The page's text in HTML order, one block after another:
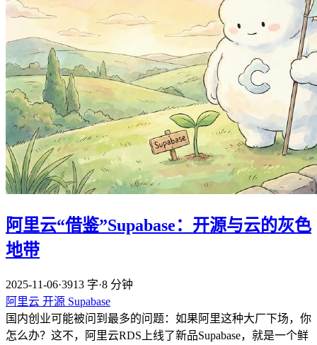
阿里云“借鉴”Supabase：开源与云的灰色
地带
2025-11-06·3913 字·8 分钟
阿里云 开源 Supabase
国内创业可能被问到最多的问题：如果阿里这种大厂下场，你
怎么办？这不，阿里云RDS上线了新品Supabase，就是一个鲜